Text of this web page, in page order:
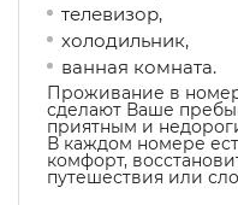
телевизор,
холодильник,
ванная комната.
Проживание в
сделают Ваше
приятным и
В каждом номере
комфорт,
путешествия или